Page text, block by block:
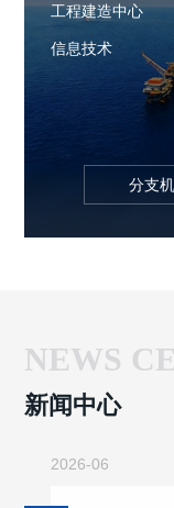
工程建造中心
信息技术
分支
NEWS
新闻中心
2026-06